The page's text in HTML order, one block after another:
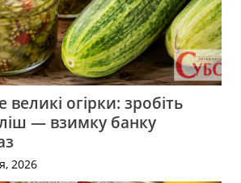
огірки: зробіть
— взимку банку
2026